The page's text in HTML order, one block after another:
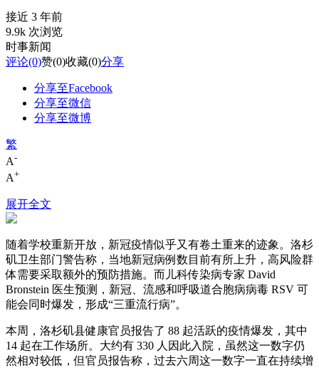
接近 3 年前
9.9k 次浏览
时事新闻
评论(0)赞(0)收藏(0)分享
分享至Facebook
分享至微信
分享至微博
繁
A-
A+
展开全文
随着学校重新开放，新冠疫情似乎又有卷土重来的迹象。洛杉
矶卫生部门警告称，当地新冠病例数目前有所上升，高风险群
体需要采取额外的预防措施。而儿科传染病专家 David
Bronstein 医生预测，新冠、流感和呼吸道合胞病病毒 RSV 可
能会同时爆发，形成“三重流行病”。
本周，洛杉矶县健康官员报告了 88 起活跃的疫情爆发，其中
14 起在工作场所。大约有 330 人因此入院，虽然这一数字仍
然相对较低，但官员报告称，过去六周这一数字一直在持续增